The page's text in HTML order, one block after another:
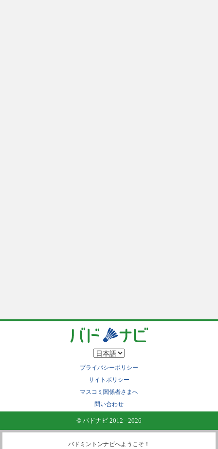
プライバシーポリシー
サイトポリシー
マスコミ関係者さまへ
問い合わせ
© バドナビ 2012 - 2026
バドミントンナビへようこそ！